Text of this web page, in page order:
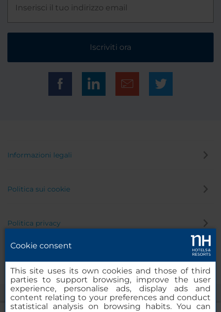
Iscriviti ora
Informazioni legali
Politica sui cookie
Politica privacy
Cookie consent
This site uses its own cookies and those of third
parties to support browsing, improve the user
experience, personalise ads, display ads and
content relating to your preferences and conduct
statistical analysis on browsing habits. You can